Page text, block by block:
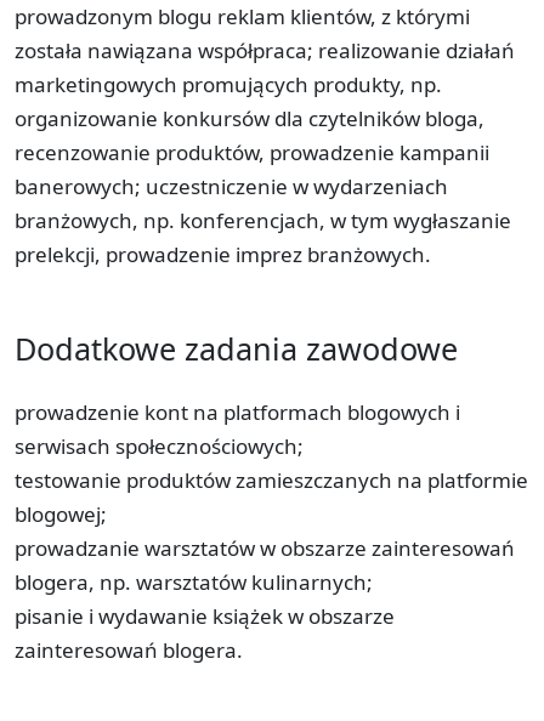
prowadzonym blogu reklam klientów, z którymi
została nawiązana współpraca; realizowanie działań
marketingowych promujących produkty, np.
organizowanie konkursów dla czytelników bloga,
recenzowanie produktów, prowadzenie kampanii
banerowych; uczestniczenie w wydarzeniach
branżowych, np. konferencjach, w tym wygłaszanie
prelekcji, prowadzenie imprez branżowych.
Dodatkowe zadania zawodowe
prowadzenie kont na platformach blogowych i
serwisach społecznościowych;
testowanie produktów zamieszczanych na platformie
blogowej;
prowadzanie warsztatów w obszarze zainteresowań
blogera, np. warsztatów kulinarnych;
pisanie i wydawanie książek w obszarze
zainteresowań blogera.